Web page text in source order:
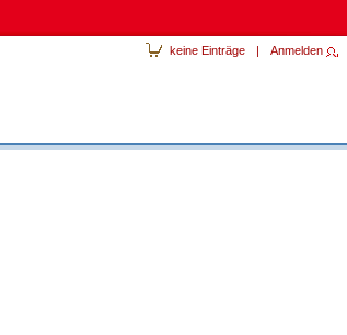
keine Einträge | Anmelden